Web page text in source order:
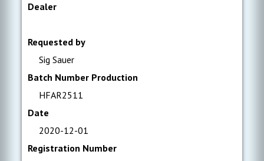
Dealer
Requested by
Sig Sauer
Batch Number Production
HFAR2511
Date
2020-12-01
Registration Number